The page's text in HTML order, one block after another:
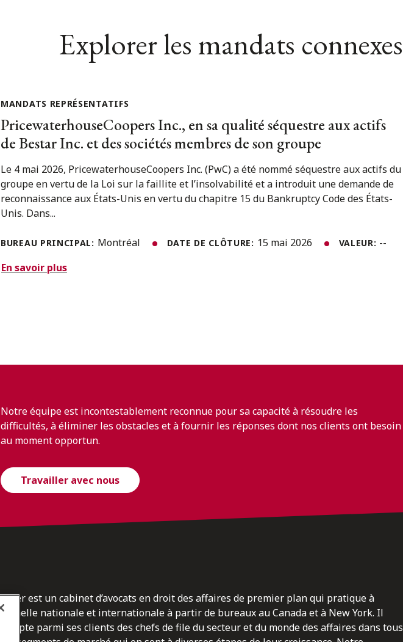
Explorer les mandats connexes
MANDATS REPRÉSENTATIFS
PricewaterhouseCoopers Inc., en sa qualité séquestre aux actifs
de Bestar Inc. et des sociétés membres de son groupe
Le 4 mai 2026, PricewaterhouseCoopers Inc. (PwC) a été nommé séquestre aux actifs du
groupe en vertu de la Loi sur la faillite et l’insolvabilité et a introduit une demande de
reconnaissance aux États-Unis en vertu du chapitre 15 du Bankruptcy Code des États-
Unis. Dans...
BUREAU PRINCIPAL: Montréal DATE DE CLÔTURE: 15 mai 2026 VALEUR: --
En savoir plus
Notre équipe est incontestablement reconnue pour sa capacité à résoudre les
difficultés, à éliminer les obstacles et à fournir les réponses dont nos clients ont besoin
au moment opportun.
Travailler avec nous
Osler est un cabinet d’avocats en droit des affaires de premier plan qui pratique à
l’échelle nationale et internationale à partir de bureaux au Canada et à New York. Il
compte parmi ses clients des chefs de file du secteur et du monde des affaires dans tous